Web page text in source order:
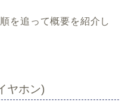
を追って概要を紹介し
ヤホン)